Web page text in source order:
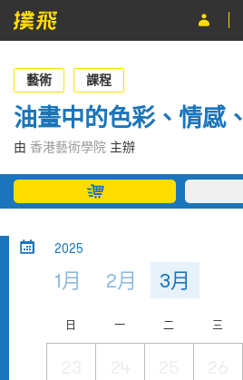
節目
主辦單位
關於撲飛
條款及細則
藝術 課程
油畫中的色彩、情感
由 香港藝術學院 主辦
2025
1月 2月 3月
日 一 二 三